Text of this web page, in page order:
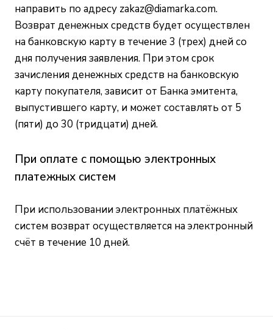
направить по адресу zakaz@diamarka.com.
Возврат денежных средств будет осуществлен
на банковскую карту в течение 3 (трех) дней со
дня получения заявления. При этом срок
зачисления денежных средств на банковскую
карту покупателя, зависит от Банка эмитента,
выпустившего карту, и может составлять от 5
(пяти) до 30 (тридцати) дней.
При оплате с помощью электронных
платежных систем
При использовании электронных платёжных
систем возврат осуществляется на электронный
счёт в течение 10 дней.